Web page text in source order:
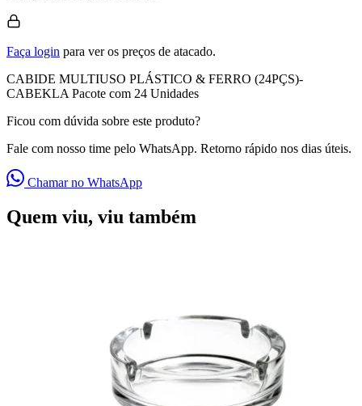
Faça login para ver os preços de atacado.
CABIDE MULTIUSO PLÁSTICO & FERRO (24PÇS)-
CABEKLA Pacote com 24 Unidades
Ficou com dúvida sobre este produto?
Fale com nosso time pelo WhatsApp. Retorno rápido nos dias úteis.
Chamar no WhatsApp
Quem viu, viu também